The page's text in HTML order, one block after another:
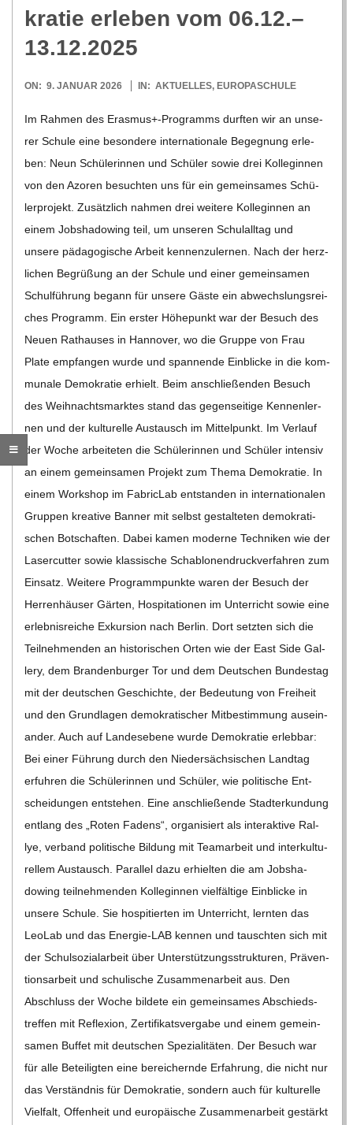
O
R
E
G
O
L
D
S
C
H
M
D
T
-
S
C
H
U
L
E
kra­tie erle­ben vom 06.12.–
13.12.2025
2026-
ON: 9. JANUAR 2026 IN: AKTUELLES, EUROPASCHULE
Im Rah­men des Erasmus+-Programms durf­ten wir an unse­
rer Schule eine beson­dere inter­na­tio­nale Begeg­nung erle­
ben: Neun Schü­le­rin­nen und Schü­ler sowie drei Kol­le­gin­nen
von den Azo­ren besuch­ten uns für ein gemein­sa­mes Schü­
ler­pro­jekt. Zusätz­lich nah­men drei wei­tere Kol­le­gin­nen an
einem Job­sha­dowing teil, um unse­ren Schul­all­tag und
unsere päd­ago­gi­sche Arbeit ken­nen­zu­ler­nen. Nach der herz­
li­chen Begrü­ßung an der Schule und einer gemein­sa­men
Schul­füh­rung begann für unsere Gäste ein abwechs­lungs­rei­
ches Pro­gramm. Ein ers­ter Höhe­punkt war der Besuch des
Neuen Rat­hau­ses in Han­no­ver, wo die Gruppe von Frau
Plate emp­fan­gen wurde und span­nende Ein­bli­cke in die kom­
mu­nale Demo­kra­tie erhielt. Beim anschlie­ßen­den Besuch
des Weih­nachts­mark­tes stand das gegen­sei­tige Ken­nen­ler­
nen und der kul­tu­relle Aus­tausch im Mit­tel­punkt. Im Ver­lauf
der Woche arbei­te­ten die Schü­le­rin­nen und Schü­ler inten­siv
an einem gemein­sa­men Pro­jekt zum Thema Demo­kra­tie. In
einem Work­shop im Fabric­Lab ent­stan­den in inter­na­tio­na­len
Grup­pen krea­tive Ban­ner mit selbst gestal­te­ten demo­kra­ti­
schen Bot­schaf­ten. Dabei kamen moderne Tech­ni­ken wie der
Laser­cut­ter sowie klas­si­sche Scha­blo­nen­druck­ver­fah­ren zum
Ein­satz. Wei­tere Pro­gramm­punkte waren der Besuch der
Her­ren­häu­ser Gär­ten, Hos­pi­ta­tio­nen im Unter­richt sowie eine
erleb­nis­rei­che Exkur­sion nach Ber­lin. Dort setz­ten sich die
Teil­neh­men­den an his­to­ri­schen Orten wie der East Side Gal­
lery, dem Bran­den­bur­ger Tor und dem Deut­schen Bun­des­tag
mit der deut­schen Geschichte, der Bedeu­tung von Frei­heit
und den Grund­la­gen demo­kra­ti­scher Mit­be­stim­mung aus­ein­
an­der. Auch auf Lan­des­ebene wurde Demo­kra­tie erleb­bar:
Bei einer Füh­rung durch den Nie­der­säch­si­schen Land­tag
erfuh­ren die Schü­le­rin­nen und Schü­ler, wie poli­ti­sche Ent­
schei­dun­gen ent­ste­hen. Eine anschlie­ßende Stadt­er­kun­dung
ent­lang des „Roten Fadens“, orga­ni­siert als inter­ak­tive Ral­
lye, ver­band poli­ti­sche Bil­dung mit Team­ar­beit und inter­kul­tu­
rel­lem Aus­tausch. Par­al­lel dazu erhiel­ten die am Job­sha­
dowing teil­neh­men­den Kol­le­gin­nen viel­fäl­tige Ein­bli­cke in
unsere Schule. Sie hos­pi­tier­ten im Unter­richt, lern­ten das
Leo­Lab und das Ener­­gie-LAB ken­nen und tausch­ten sich mit
der Schul­so­zi­al­ar­beit über Unter­stüt­zungs­struk­tu­ren, Prä­ven­
ti­ons­ar­beit und schu­li­sche Zusam­men­ar­beit aus. Den
Abschluss der Woche bil­dete ein gemein­sa­mes Abschieds­
tref­fen mit Refle­xion, Zer­ti­fi­kats­ver­gabe und einem gemein­
sa­men Buf­fet mit deut­schen Spe­zia­li­tä­ten. Der Besuch war
für alle Betei­lig­ten eine berei­chernde Erfah­rung, die nicht nur
das Ver­ständ­nis für Demo­kra­tie, son­dern auch für kul­tu­relle
Viel­falt, Offen­heit und euro­päi­sche Zusam­men­ar­beit gestärkt